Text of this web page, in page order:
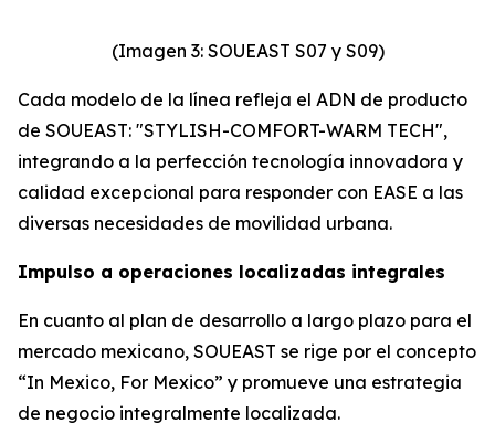
(Imagen 3: SOUEAST S07 y S09)
Cada modelo de la línea refleja el ADN de producto
de SOUEAST: "STYLISH-COMFORT-WARM TECH",
integrando a la perfección tecnología innovadora y
calidad excepcional para responder con EASE a las
diversas necesidades de movilidad urbana.
Impulso a operaciones localizadas integrales
En cuanto al plan de desarrollo a largo plazo para el
mercado mexicano, SOUEAST se rige por el concepto
“In Mexico, For Mexico” y promueve una estrategia
de negocio integralmente localizada.